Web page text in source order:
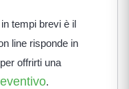
tempi brevi è il
line risponde in
offrirti una
.